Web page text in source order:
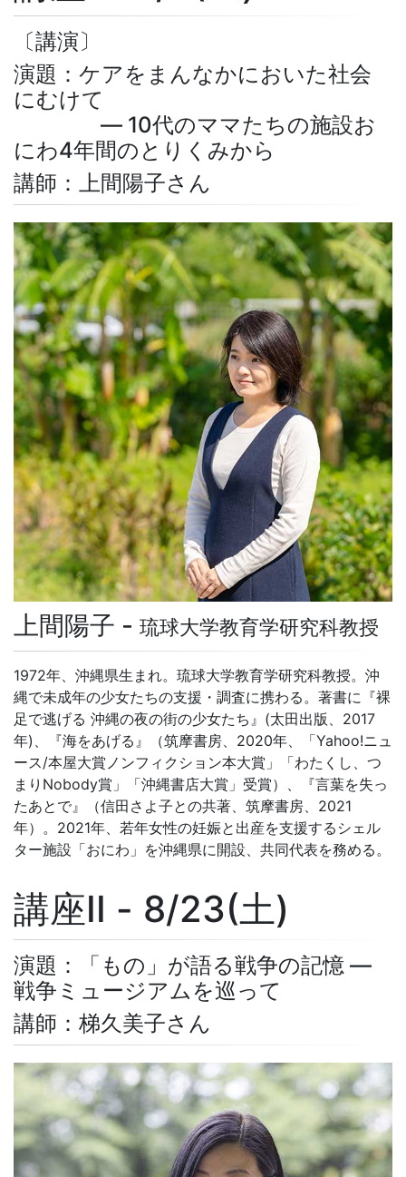
〔講演〕
演題：ケアをまんなかにおいた社会
にむけて
― 10代のママたちの施設お
にわ4年間のとりくみから
講師：上間陽子さん
上間陽子 - 琉球大学教育学研究科教授
1972年、沖縄県生まれ。琉球大学教育学研究科教授。沖
縄で未成年の少女たちの支援・調査に携わる。著書に『裸
足で逃げる 沖縄の夜の街の少女たち』(太田出版、2017
年)、『海をあげる』（筑摩書房、2020年、「Yahoo!ニュ
ース/本屋大賞ノンフィクション本大賞」「わたくし、つ
まりNobody賞」「沖縄書店大賞」受賞）、『言葉を失っ
たあとで』（信田さよ子との共著、筑摩書房、2021
年）。2021年、若年女性の妊娠と出産を支援するシェル
ター施設「おにわ」を沖縄県に開設、共同代表を務める。
講座II - 8/23(土)
演題：「もの」が語る戦争の記憶 ―
戦争ミュージアムを巡って
講師：梯久美子さん